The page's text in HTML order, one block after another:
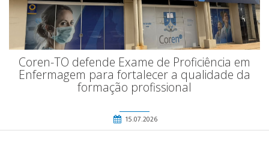
Coren-TO defende Exame de Proficiência em
Enfermagem para fortalecer a qualidade da
formação profissional
15.07.2026